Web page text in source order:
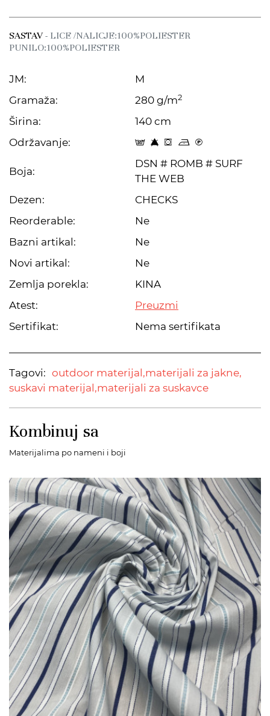
SASTAV- LICE /NALICJE:100%POLIESTER
PUNILO:100%POLIESTER
JM:
M
Gramaža:
280 g/m2
Širina:
140 cm
Održavanje:
s 8 f o C
Boja:
DSN # ROMB # SURF
THE WEB
Dezen:
CHECKS
Reorderable:
Ne
Bazni artikal:
Ne
Novi artikal:
Ne
Zemlja porekla:
KINA
Atest:
Preuzmi
Sertifikat:
Nema sertifikata
Tagovi: outdoor materijal,materijali za jakne,
suskavi materijal,materijali za suskavce
Kombinuj sa
Materijalima po nameni i boji